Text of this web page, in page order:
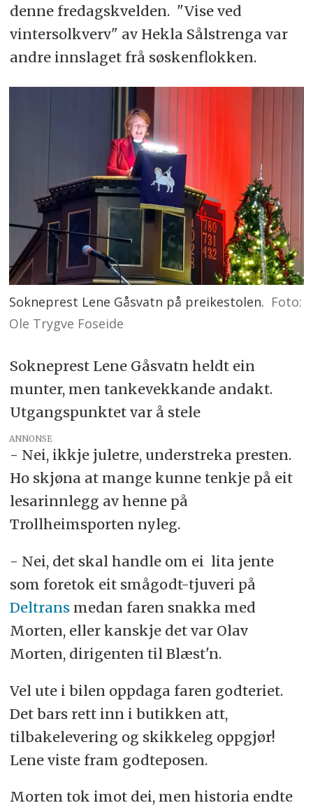
denne fredagskvelden. "Vise ved
vintersolkverv" av Hekla Sålstrenga var
andre innslaget frå søskenflokken.
Sokneprest Lene Gåsvatn på preikestolen. Foto:
Ole Trygve Foseide
Sokneprest Lene Gåsvatn heldt ein
munter, men tankevekkande andakt.
Utgangspunktet var å stele
ANNONSE
- Nei, ikkje juletre, understreka presten.
Ho skjøna at mange kunne tenkje på eit
lesarinnlegg av henne på
Trollheimsporten nyleg.
- Nei, det skal handle om ei lita jente
som foretok eit smågodt-tjuveri på
Deltransmedan faren snakka med
Morten, eller kanskje det var Olav
Morten, dirigenten til Blæst'n.
Vel ute i bilen oppdaga faren godteriet.
Det bars rett inn i butikken att,
tilbakelevering og skikkeleg oppgjør!
Lene viste fram godteposen.
Morten tok imot dei, men historia endte